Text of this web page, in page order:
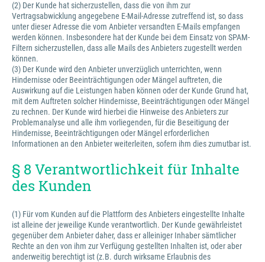
(2) Der Kunde hat sicherzustellen, dass die von ihm zur
Vertragsabwicklung angegebene E-Mail-Adresse zutreffend ist, so dass
unter dieser Adresse die vom Anbieter versandten E-Mails empfangen
werden können. Insbesondere hat der Kunde bei dem Einsatz von SPAM-
Filtern sicherzustellen, dass alle Mails des Anbieters zugestellt werden
können.
(3) Der Kunde wird den Anbieter unverzüglich unterrichten, wenn
Hindernisse oder Beeinträchtigungen oder Mängel auftreten, die
Auswirkung auf die Leistungen haben können oder der Kunde Grund hat,
mit dem Auftreten solcher Hindernisse, Beeinträchtigungen oder Mängel
zu rechnen. Der Kunde wird hierbei die Hinweise des Anbieters zur
Problemanalyse und alle ihm vorliegenden, für die Beseitigung der
Hindernisse, Beeinträchtigungen oder Mängel erforderlichen
Informationen an den Anbieter weiterleiten, sofern ihm dies zumutbar ist.
§ 8 Verantwortlichkeit für Inhalte
des Kunden
(1) Für vom Kunden auf die Plattform des Anbieters eingestellte Inhalte
ist alleine der jeweilige Kunde verantwortlich. Der Kunde gewährleistet
gegenüber dem Anbieter daher, dass er alleiniger Inhaber sämtlicher
Rechte an den von ihm zur Verfügung gestellten Inhalten ist, oder aber
anderweitig berechtigt ist (z.B. durch wirksame Erlaubnis des